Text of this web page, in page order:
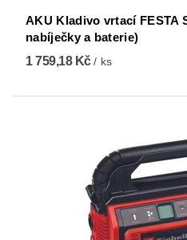
AKU Kladivo vrtací FESTA
nabíječky a baterie)
1 759,18 Kč/ ks